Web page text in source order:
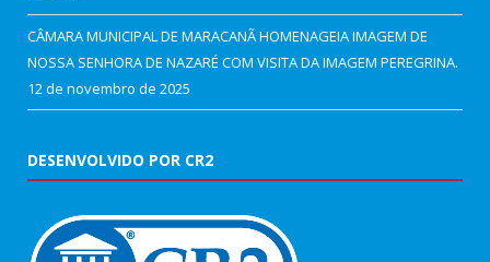
CÂMARA MUNICIPAL DE MARACANÃ HOMENAGEIA IMAGEM DE
NOSSA SENHORA DE NAZARÉ COM VISITA DA IMAGEM PEREGRINA.
12 de novembro de 2025
DESENVOLVIDO POR CR2